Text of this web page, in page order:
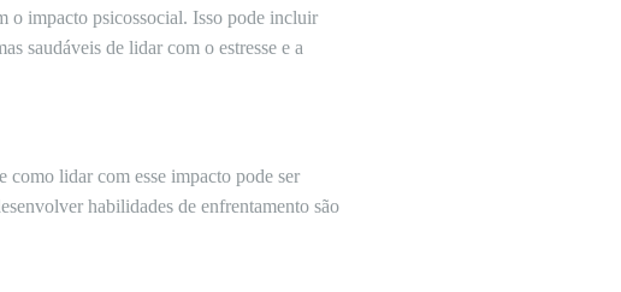
o impacto psicossocial. Isso pode incluir
saudáveis de lidar com o estresse e a
como lidar com esse impacto pode ser
habilidades de enfrentamento são